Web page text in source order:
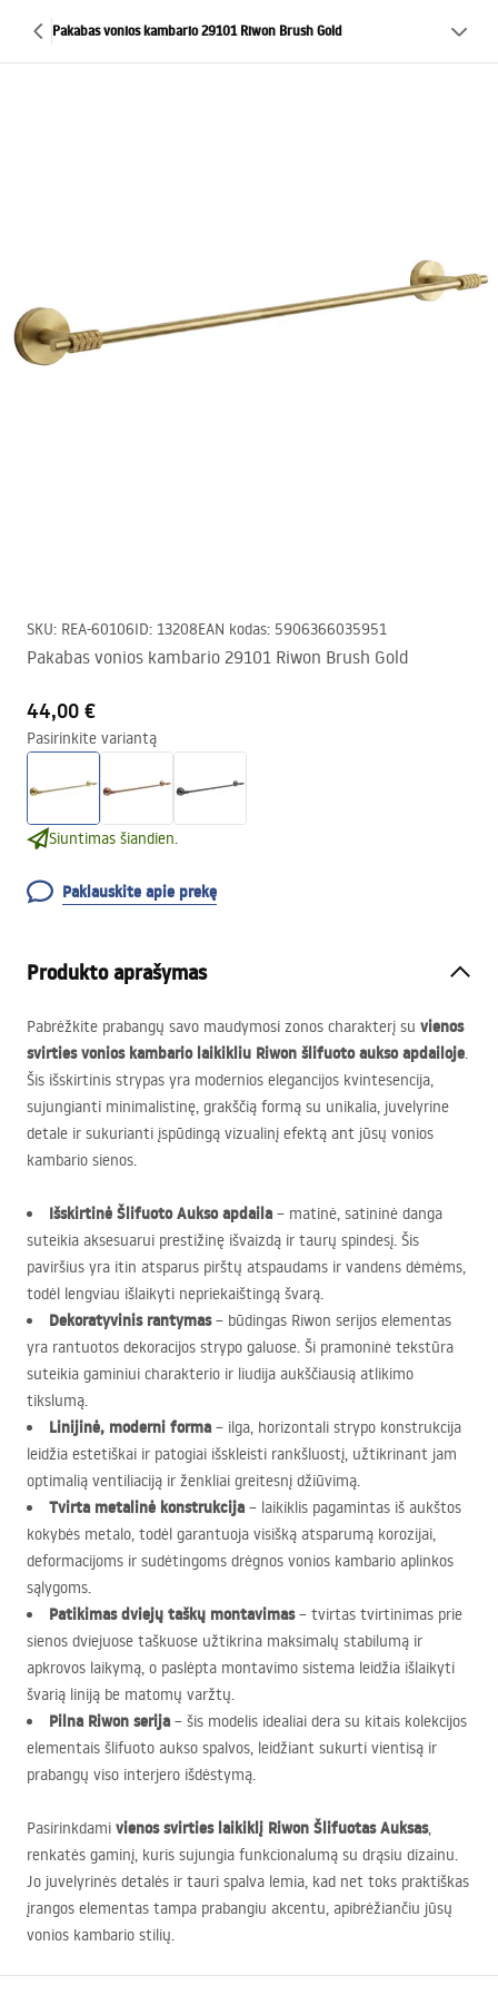
Pakabas vonios kambario 29101 Riwon Brush Gold
SKU: REA-60106ID: 13208EAN kodas: 5906366035951
Pakabas vonios kambario 29101 Riwon Brush Gold
44,00 €
Pasirinkite variantą
Siuntimas šiandien.
Paklauskite apie prekę
Produkto aprašymas
Pabrėžkite prabangų savo maudymosi zonos charakterį su vienos
svirties vonios kambario laikikliu Riwon šlifuoto aukso apdailoje.
Šis išskirtinis strypas yra modernios elegancijos kvintesencija,
sujungianti minimalistinę, grakščią formą su unikalia, juvelyrine
detale ir sukurianti įspūdingą vizualinį efektą ant jūsų vonios
kambario sienos.
Išskirtinė Šlifuoto Aukso apdaila – matinė, satininė danga
suteikia aksesuarui prestižinę išvaizdą ir taurų spindesį. Šis
paviršius yra itin atsparus pirštų atspaudams ir vandens dėmėms,
todėl lengviau išlaikyti nepriekaištingą švarą.
Dekoratyvinis rantymas– būdingas Riwon serijos elementas
yra rantuotos dekoracijos strypo galuose. Ši pramoninė tekstūra
suteikia gaminiui charakterio ir liudija aukščiausią atlikimo
tikslumą.
Linijinė, moderni forma – ilga, horizontali strypo konstrukcija
leidžia estetiškai ir patogiai išskleisti rankšluostį, užtikrinant jam
optimalią ventiliaciją ir ženkliai greitesnį džiūvimą.
Tvirta metalinė konstrukcija – laikiklis pagamintas iš aukštos
kokybės metalo, todėl garantuoja visišką atsparumą korozijai,
deformacijoms ir sudėtingoms drėgnos vonios kambario aplinkos
sąlygoms.
Patikimas dviejų taškų montavimas– tvirtas tvirtinimas prie
sienos dviejuose taškuose užtikrina maksimalų stabilumą ir
apkrovos laikymą, o paslėpta montavimo sistema leidžia išlaikyti
švarią liniją be matomų varžtų.
Pilna Riwon serija – šis modelis idealiai dera su kitais kolekcijos
elementais šlifuoto aukso spalvos, leidžiant sukurti vientisą ir
prabangų viso interjero išdėstymą.
Pasirinkdami vienos svirties laikiklį Riwon Šlifuotas Auksas,
renkatės gaminį, kuris sujungia funkcionalumą su drąsiu dizainu.
Jo juvelyrinės detalės ir tauri spalva lemia, kad net toks praktiškas
įrangos elementas tampa prabangiu akcentu, apibrėžiančiu jūsų
vonios kambario stilių.